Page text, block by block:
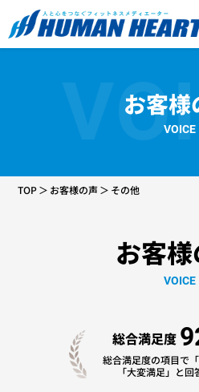
お客様
VOICE
TOP お客様の声 その他
お客
VOICE
総合満足度
総合満足度の項目で
「大変満足」と